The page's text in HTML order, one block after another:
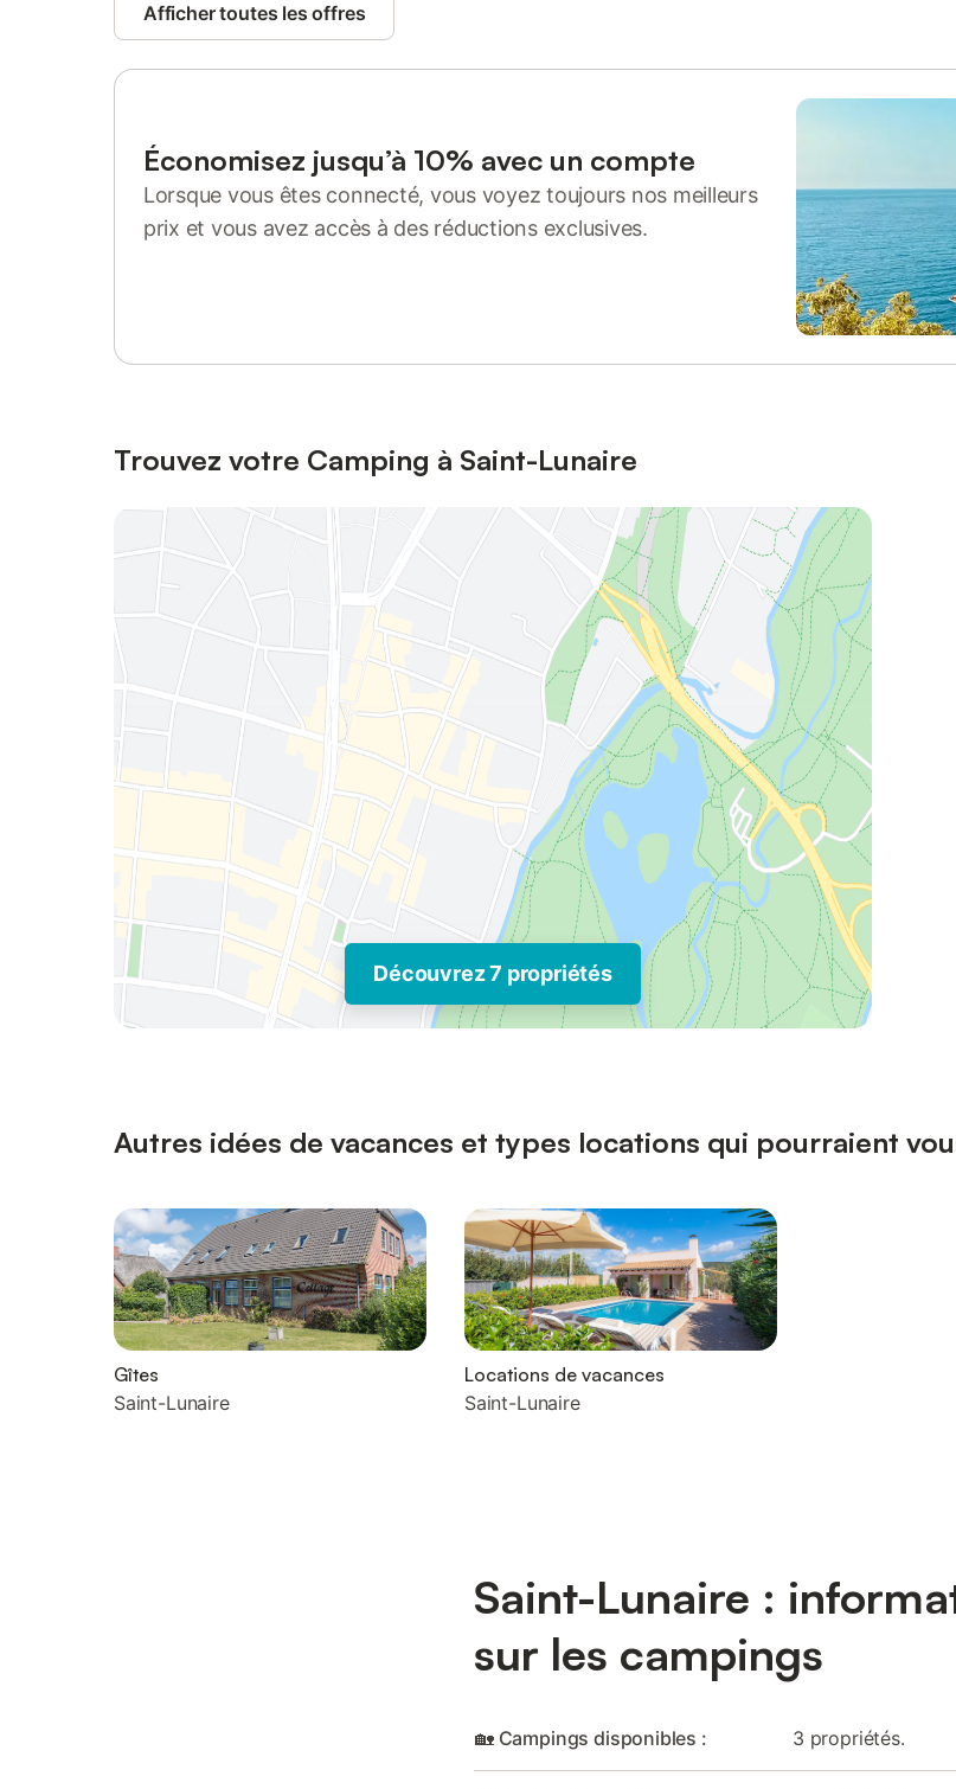
Afficher toutes les offres
Économisez jusqu’à 10% avec un compte
Lorsque vous êtes connecté, vous voyez toujours nos meilleurs
prix et vous avez accès à des réductions exclusives.
Trouvez votre Camping à Saint-Lunaire
Découvrez 7 propriétés
Autres idées de vacances et types locations qui pourraient
Gîtes
Saint-Lunaire
Locations de vacances
Saint-Lunaire
Saint-Lunaire :
sur les campings
🏡 Campings disponibles : 3 propriétés.